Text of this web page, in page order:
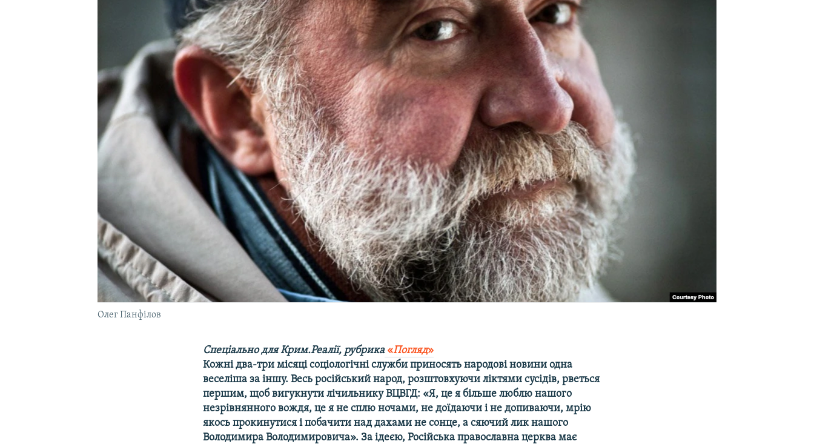
Олег Панфілов
Спеціально для Крим.Реалії, рубрика «Погляд»
Кожні два-три місяці соціологічні служби приносять народові новини одна
веселіша за іншу. Весь російський народ, розштовхуючи ліктями сусідів, рветься
першим, щоб вигукнути лічильнику ВЦВГД: «Я, це я більше люблю нашого
незрівнянного вождя, це я не сплю ночами, не доїдаючи і не допиваючи, мрію
якось прокинутися і побачити над дахами не сонце, а сяючий лик нашого
Володимира Володимировича». За ідеєю, Російська православна церква має